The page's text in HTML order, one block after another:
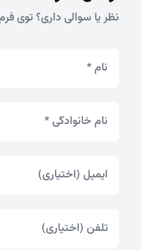
نظر یا سوالی داری؟ توی